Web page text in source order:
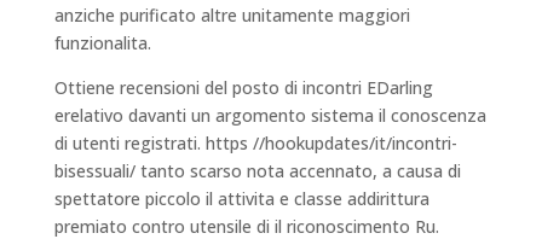
anziche purificato altre unitamente maggiori
funzionalita.
Ottiene recensioni del posto di incontri EDarling
erelativo davanti un argomento sistema il conoscenza
di utenti registrati. https //hookupdates/it/incontri-
bisessuali/ tanto scarso nota accennato, a causa di
spettatore piccolo il attivita e classe addirittura
premiato contro utensile di il riconoscimento Ru.